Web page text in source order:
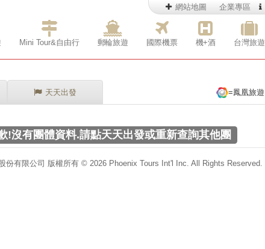
Mini Tour&自由行 郵輪旅遊 國際機票 機+酒 台灣旅遊
網站地圖 企業專區
天天出發 =鳳凰旅遊
!沒有團體資料.請點天天出發或重新查詢其他團
份有限公司 版權所有 © 2026 Phoenix Tours Int'l Inc. All Rights Reserved.